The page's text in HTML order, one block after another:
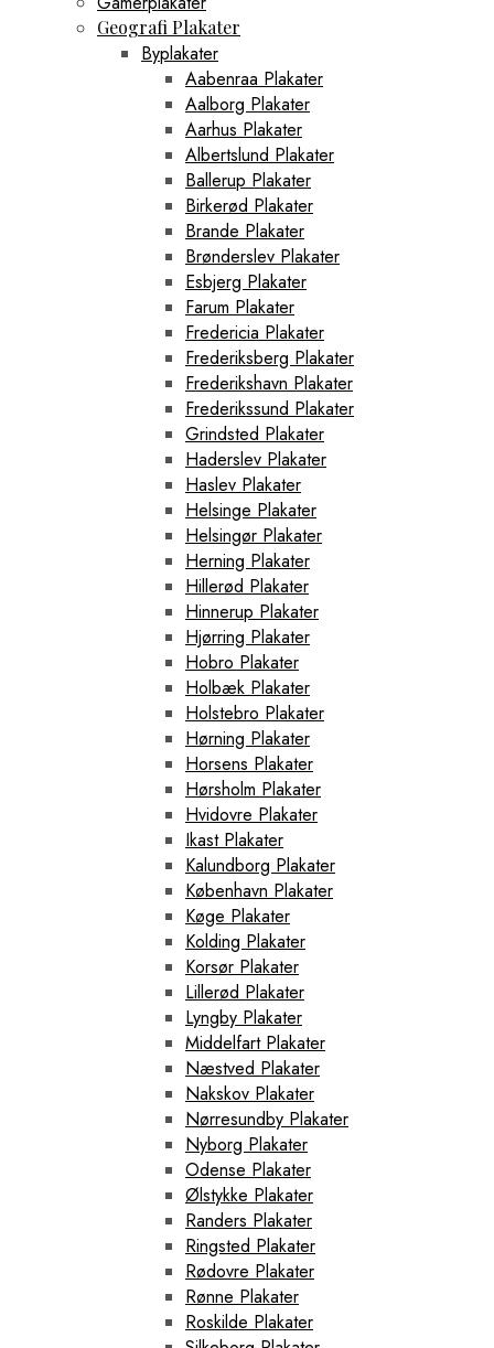
Geografi Plakater
Byplakater
Aabenraa Plakater
Aalborg Plakater
Aarhus Plakater
Albertslund Plakater
Ballerup Plakater
Birkerød Plakater
Brande Plakater
Brønderslev Plakater
Esbjerg Plakater
Farum Plakater
Fredericia Plakater
Frederiksberg Plakater
Frederikshavn Plakater
Frederikssund Plakater
Grindsted Plakater
Haderslev Plakater
Haslev Plakater
Helsinge Plakater
Helsingør Plakater
Herning Plakater
Hillerød Plakater
Hinnerup Plakater
Hjørring Plakater
Hobro Plakater
Holbæk Plakater
Holstebro Plakater
Hørning Plakater
Horsens Plakater
Hørsholm Plakater
Hvidovre Plakater
Ikast Plakater
Kalundborg Plakater
København Plakater
Køge Plakater
Kolding Plakater
Korsør Plakater
Lillerød Plakater
Lyngby Plakater
Middelfart Plakater
Næstved Plakater
Nakskov Plakater
Nørresundby Plakater
Nyborg Plakater
Odense Plakater
Ølstykke Plakater
Randers Plakater
Ringsted Plakater
Rødovre Plakater
Rønne Plakater
Roskilde Plakater